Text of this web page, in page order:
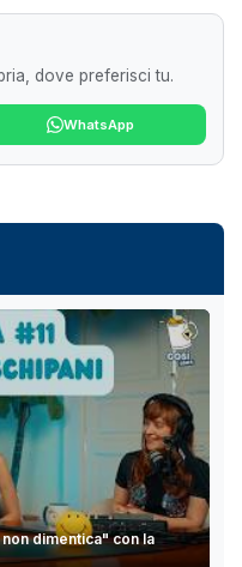
dove preferisci tu.
WhatsApp
dimentica" con la